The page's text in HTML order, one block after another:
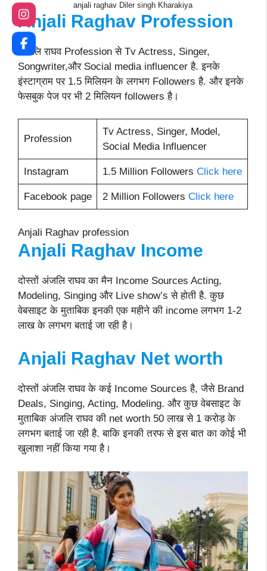
anjali raghav Diler singh Kharakiya
Anjali Raghav Profession
अंजलि राघव Profession से Tv Actress, Singer,
Songwriter,और Social media influencer है. इनके
इंस्टाग्राम पर 1.5 मिलियन के लगभग Followers है. और इनके
फेसबुक पेज पर भी 2 मिलियन followers है।
Profession
Tv Actress, Singer, Model,
Social Media Influencer
Instagram 1.5 Million Followers Click here
Facebook page 2 Million Followers Click here
Anjali Raghav profession
Anjali Raghav Income
दोस्तों अंजलि राघव का मैन Income Sources Acting,
Modeling, Singing और Live show’s से होती है. कुछ
वेबसाइट के मुताबिक इनकी एक महीने की income लगभग 1-2
लाख के लगभग बताई जा रही है।
Anjali Raghav Net worth
दोस्तों अंजलि राघव के कई Income Sources है, जैसे Brand
Deals, Singing, Acting, Modeling. और कुछ वेबसाइट के
मुताबिक अंजलि राघव की net worth 50 लाख से 1 करोड़ के
लगभग बताई जा रही है. बाकि इनकी तरफ से इस बात का कोई भी
खुलाशा नहीं किया गया है।